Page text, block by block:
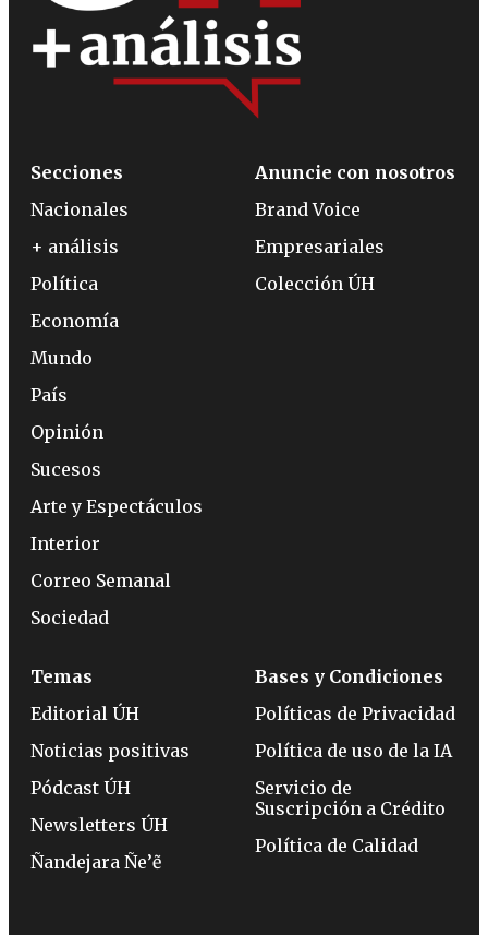
Secciones
Nacionales
+ análisis
Política
Economía
Mundo
País
Opinión
Sucesos
Arte y Espectáculos
Interior
Correo Semanal
Sociedad
Anuncie con nosotros
Brand Voice
Empresariales
Colección ÚH
Temas
Editorial ÚH
Noticias positivas
Pódcast ÚH
Newsletters ÚH
Ñandejara Ñe’ẽ
Bases y Condiciones
Políticas de Privacidad
Política de uso de la IA
Servicio de
Suscripción a Crédito
Política de Calidad